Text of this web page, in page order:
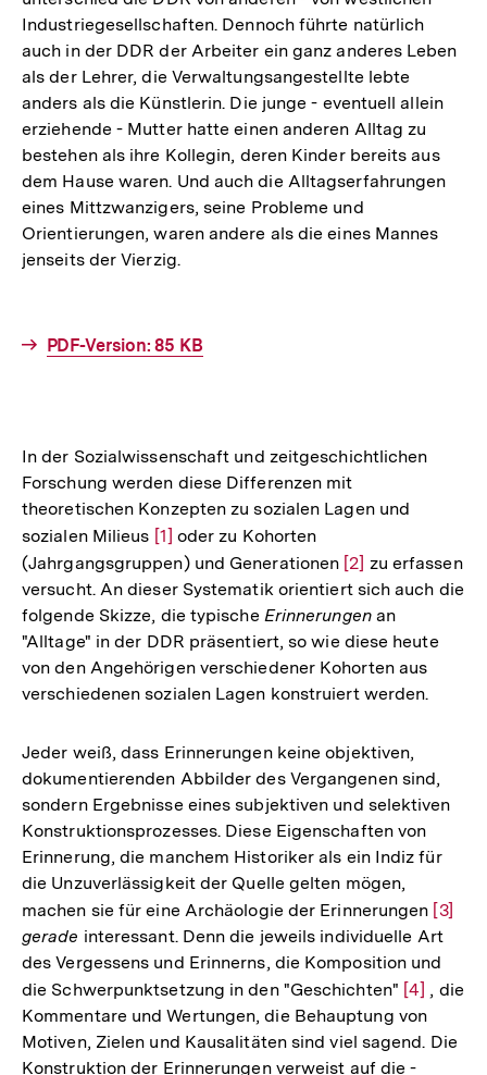
Industriegesellschaften. Dennoch führte natürlich
auch in der DDR der Arbeiter ein ganz anderes Leben
als der Lehrer, die Verwaltungsangestellte lebte
anders als die Künstlerin. Die junge - eventuell allein
erziehende - Mutter hatte einen anderen Alltag zu
bestehen als ihre Kollegin, deren Kinder bereits aus
dem Hause waren. Und auch die Alltagserfahrungen
eines Mittzwanzigers, seine Probleme und
Orientierungen, waren andere als die eines Mannes
jenseits der Vierzig.
Interner
PDF-Version: 85 KB
In der Sozialwissenschaft und zeitgeschichtlichen
Forschung werden diese Differenzen mit
theoretischen Konzepten zu sozialen Lagen und
sozialen Milieus Zur
Auflösung
der
Fußnote
[1] oder zu Kohorten
(Jahrgangsgruppen) und Generationen Zur
Auflösung
der
Fußnote
[2] zu erfassen
versucht. An dieser Systematik orientiert sich auch die
folgende Skizze, die typische Erinnerungen an
"Alltage" in der DDR präsentiert, so wie diese heute
von den Angehörigen verschiedener Kohorten aus
verschiedenen sozialen Lagen konstruiert werden.
Jeder weiß, dass Erinnerungen keine objektiven,
dokumentierenden Abbilder des Vergangenen sind,
sondern Ergebnisse eines subjektiven und selektiven
Konstruktionsprozesses. Diese Eigenschaften von
Erinnerung, die manchem Historiker als ein Indiz für
die Unzuverlässigkeit der Quelle gelten mögen,
machen sie für eine Archäologie der Erinnerungen Zur
der
[3]
gerade interessant. Denn die jeweils individuelle Art
des Vergessens und Erinnerns, die Komposition und
die Schwerpunktsetzung in den "Geschichten" Zur
Auflösung
der
Fußnote
[4] , die
Kommentare und Wertungen, die Behauptung von
Motiven, Zielen und Kausalitäten sind viel sagend. Die
Konstruktion der Erinnerungen verweist auf die -